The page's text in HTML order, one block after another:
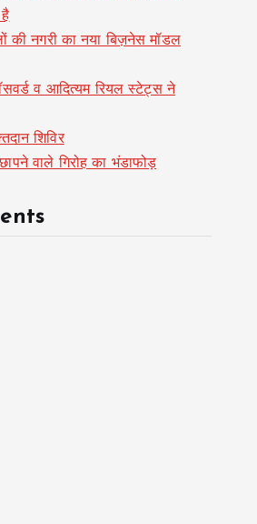
है
की नगरी का नया बिज़नेस मॉडल
व आदित्यम रियल स्टेट्स ने
शिविर
वाले गिरोह का भंडाफोड़